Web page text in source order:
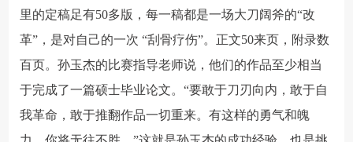
里的定稿足有50多版，每一稿都是一场大刀阔斧的“改
革”，是对自己的一次 “刮骨疗伤”。正文50来页，附录数
百页。孙玉杰的比赛指导老师说，他们的作品至少相当
于完成了一篇硕士毕业论文。“要敢于刀刃向内，敢于自
我革命，敢于推翻作品一切重来。有这样的勇气和魄